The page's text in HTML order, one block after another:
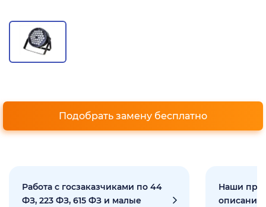
Подобрать замену бесплатно
Работа с госзаказчиками по 44
ФЗ, 223 ФЗ, 615 ФЗ и малые
Наши